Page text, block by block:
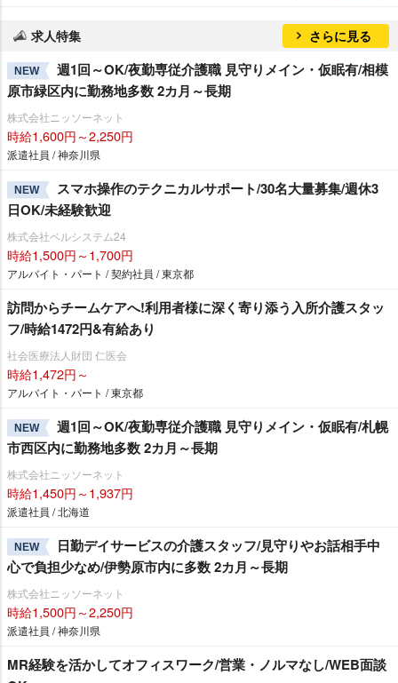
求人特集 さらに見る
NEW
週1回～OK/夜勤専従介護職 見守りメイン・仮眠有/相模
原市緑区内に勤務地多数 2カ月～長期
株式会社ニッソーネット
時給1,600円～2,250円
派遣社員 / 神奈川県
NEW
スマホ操作のテクニカルサポート/30名大量募集/週休3
日OK/未経験歓迎
株式会社ベルシステム24
時給1,500円～1,700円
アルバイト・パート / 契約社員 / 東京都
訪問からチームケアへ!利用者様に深く寄り添う入所介護スタッ
フ/時給1472円&有給あり
社会医療法人財団 仁医会
時給1,472円～
アルバイト・パート / 東京都
NEW
週1回～OK/夜勤専従介護職 見守りメイン・仮眠有/札幌
市西区内に勤務地多数 2カ月～長期
株式会社ニッソーネット
時給1,450円～1,937円
派遣社員 / 北海道
NEW
日勤デイサービスの介護スタッフ/見守りやお話相手中
心で負担少なめ/伊勢原市内に多数 2カ月～長期
株式会社ニッソーネット
時給1,500円～2,250円
派遣社員 / 神奈川県
MR経験を活かしてオフィスワーク/営業・ノルマなし/WEB面談